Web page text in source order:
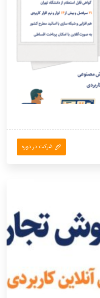
شرکت در دوره